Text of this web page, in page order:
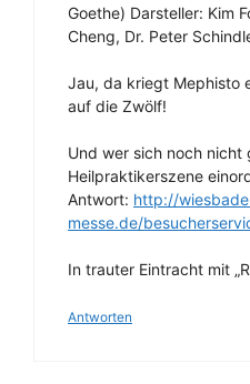
Goethe) Darsteller: Kim
Cheng, Dr. Peter
Jau, da kriegt Mephisto
auf die Zwölf!
Und wer sich noch nicht
Heilpraktikerszene
Antwort: http://
messe.de/
In trauter Eintracht mit
Antworten